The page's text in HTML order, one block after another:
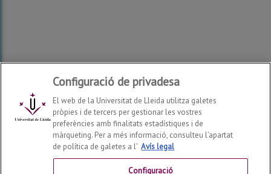
Facultat de Dret, Economia i Turisme2026
Configuració de privadesa
El web de la Universitat de Lleida utilitza galetes
pròpies i de tercers per gestionar les vostres
preferències amb finalitats estadístiques i de
màrqueting. Per a més informació, consulteu l’apartat
de política de galetes a l' Avís legal
Configuració